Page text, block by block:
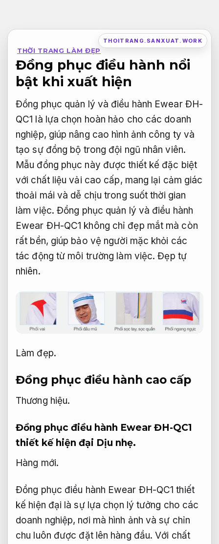
nội
dung
THOITRANG.SANXUAT.WORK
THỜI TRANG LÀM ĐẸP
Đồng phục điều hành nổi
bật khi xuất hiện
Đồng phục quản lý và điều hành Ewear ĐH-
QC1 là lựa chọn hoàn hảo cho các doanh
nghiệp, giúp nâng cao hình ảnh công ty và
tạo sự đồng bộ trong đội ngũ nhân viên.
Mẫu đồng phục này được thiết kế đặc biệt
với chất liệu vải cao cấp, mang lại cảm giác
thoải mái và dễ chịu trong suốt thời gian
làm việc. Đồng phục quản lý và điều hành
Ewear ĐH-QC1 không chỉ đẹp mắt mà còn
rất bền, giúp bảo vệ người mặc khỏi các
tác động từ môi trường làm việc.Đẹp tự
nhiên.
Làm đẹp.
Đồng phục điều hành cao cấp
Thương hiệu.
Đồng phục điều hành Ewear ĐH-QC1
thiết kế hiện đại Dịu nhẹ.
Hàng mới.
Đồng phục điều hành Ewear ĐH-QC1 thiết
kế hiện đại là sự lựa chọn lý tưởng cho các
doanh nghiệp, nơi mà hình ảnh và sự chỉn
chu luôn được đặt lên hàng đầu. Với chất